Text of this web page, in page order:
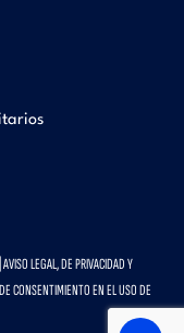
AVISO LEGAL, DE PRIVACIDAD Y
CONSENTIMIENTO EN EL USO DE